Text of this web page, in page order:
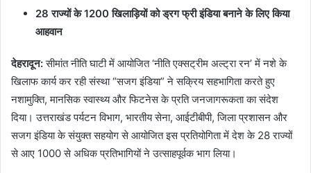
28 राज्यों के 1200 खिलाड़ियों को ड्रग फ्री इंडिया बनाने के लिए किया
आहवान
देहरादून:सीमांत नीति घाटी में आयोजित ‘नीति एक्सट्रीम अल्ट्रा रन’ में नशे के
खिलाफ कार्य कर रही संस्था “सजग इंडिया” ने सक्रिय सहभागिता करते हुए
नशामुक्ति, मानसिक स्वास्थ्य और फिटनेस के प्रति जनजागरूकता का संदेश
दिया। उत्तराखंड पर्यटन विभाग, भारतीय सेना, आईटीबीपी, जिला प्रशासन और
सजग इंडिया के संयुक्त सहयोग से आयोजित इस प्रतियोगिता में देश के 28 राज्यों
से आए 1000 से अधिक प्रतिभागियों ने उत्साहपूर्वक भाग लिया।